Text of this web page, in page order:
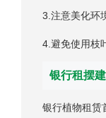
3.注意美化环
4.避免使用枝
银行租摆
银行植物租赁